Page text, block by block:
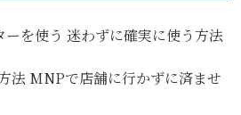
を使う 迷わずに確実に使う方法
法 MNPで店舗に行かずに済ませ